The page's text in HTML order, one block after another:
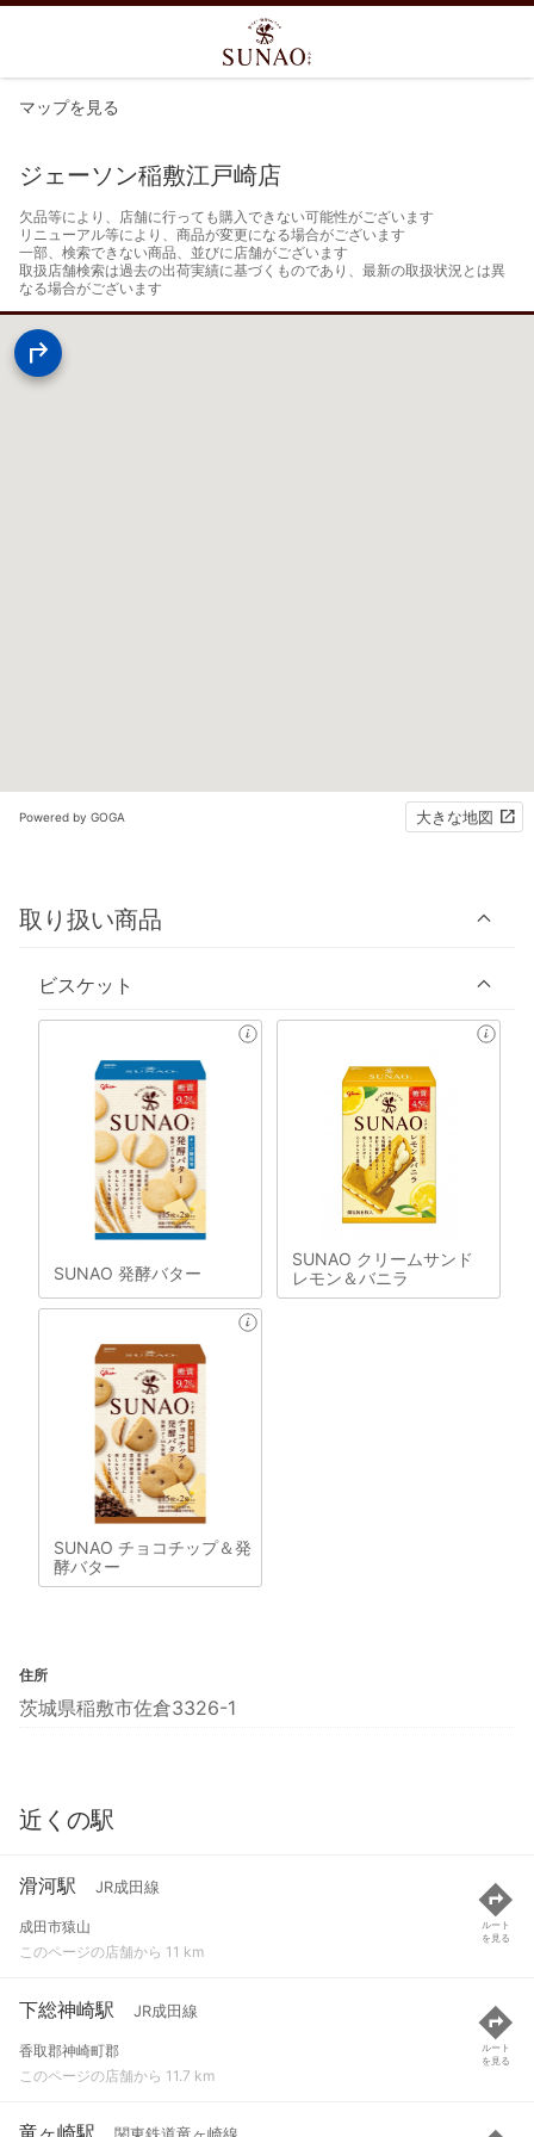
マップを見る
ジェーソン稲敷江戸崎店
欠品等により、店舗に行っても購入できない可能性がございます
リニューアル等により、商品が変更になる場合がございます
一部、検索できない商品、並びに店舗がございます
取扱店舗検索は過去の出荷実績に基づくものであり、最新の取扱状況とは異
なる場合がございます
Powered by GOGA 大きな地図
取り扱い商品
ビスケット
SUNAO 発酵バター
SUNAO クリームサンド
レモン＆バニラ
SUNAO チョコチップ＆発
酵バター
住所
茨城県稲敷市佐倉3326-1
近くの駅
滑河駅 JR成田線
成田市猿山
このページの店舗から 11 km
ルート
を見る
下総神崎駅 JR成田線
香取郡神崎町郡
このページの店舗から 11.7 km
ルート
を見る
竜ヶ崎駅